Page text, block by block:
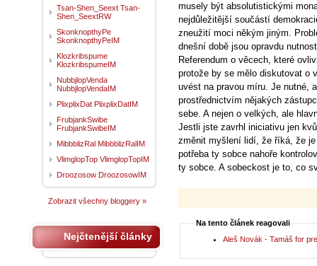
musely být absolutistickými
nejdůležitější součástí
zneužití moci někým jiným.
dnešní době jsou opravdu
Referendum o věcech, které
protože by se mělo diskutovat o
uvést na pravou míru. Je nutné,
prostřednictvím nějakých
sebe. A nejen o velkých, ale
Jestli jste zavrhl iniciativu jen
změnit myšlení lidí, že říká, že
potřeba ty sobce nahoře
ty sobce. A sobeckost je to, co
Na tento článek reagovali
Aleš Novák - Tamáš for
Tsan-Shen_Seext Tsan-
Shen_SeextRW
SkonknopthyPe
SkonknopthyPeIM
Klozkribspume
KlozkribspumeIM
NubbjlopVenda
NubbjlopVendaIM
PlixplixDat PlixplixDatIM
FrubjankSwibe
FrubjankSwibeIM
MibbblizRal MibbblizRalIM
VlimglopTop VlimglopTopIM
Droozosow DroozosowIM
Zobrazit všechny bloggery »
Nejčtenější články